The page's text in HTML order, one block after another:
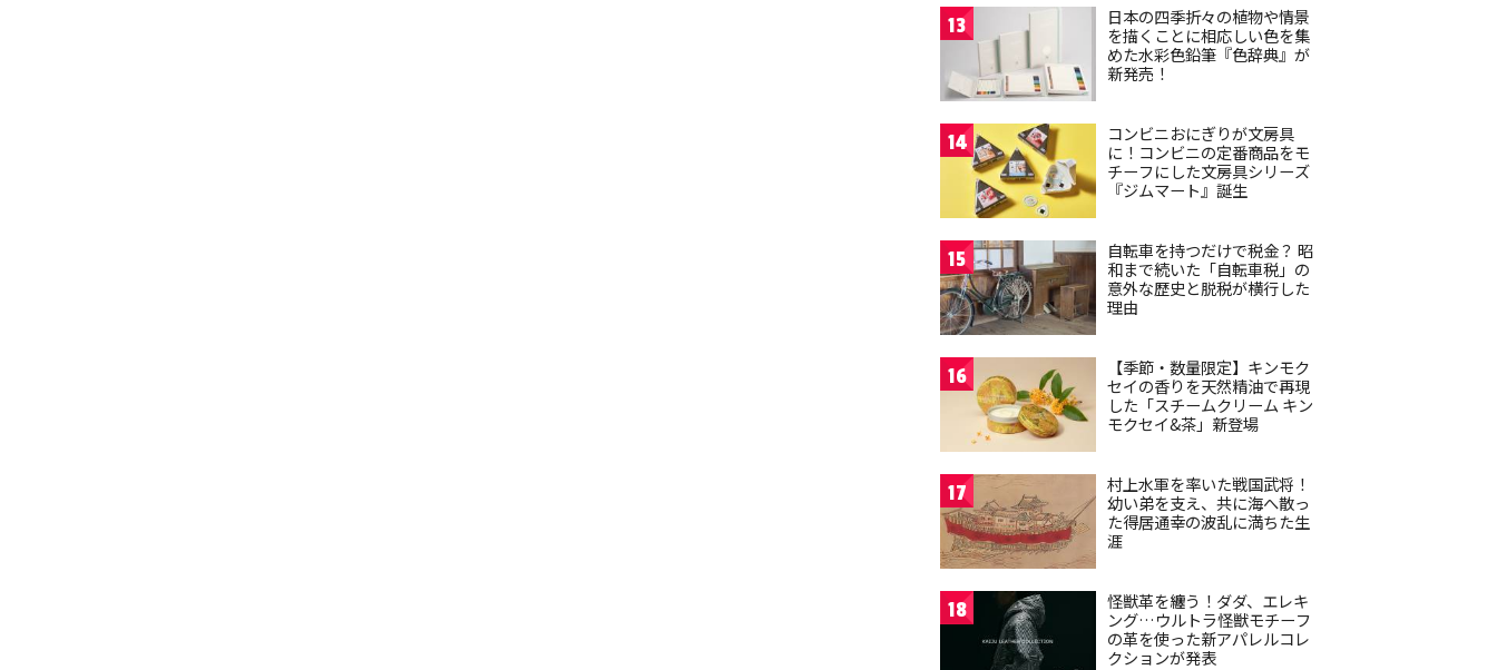
13
日本の四季折々の植物や情景
を描くことに相応しい色を集
めた水彩色鉛筆『色辞典』が
新発売！
14
コンビニおにぎりが文房具
に！コンビニの定番商品をモ
チーフにした文房具シリーズ
『ジムマート』誕生
15
自転車を持つだけで税金？ 昭
和まで続いた「自転車税」の
意外な歴史と脱税が横行した
理由
16
【季節・数量限定】キンモク
セイの香りを天然精油で再現
した「スチームクリーム キン
モクセイ&茶」新登場
17
村上水軍を率いた戦国武将！
幼い弟を支え、共に海へ散っ
た得居通幸の波乱に満ちた生
涯
18
怪獣革を纏う！ダダ、エレキ
ング…ウルトラ怪獣モチーフ
の革を使った新アパレルコレ
クションが発表